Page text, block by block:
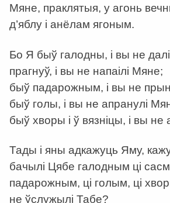
Мяне, праклятыя, у агонь
д’яблу і анёлам ягоным.
Бо Я быў галодны, і вы не
прагнуў, і вы не напаілі Мяне;
быў падарожным, і вы не
быў голы, і вы не апранулі
быў хворы і ў вязніцы, і вы не
Тады і яны адкажуць Яму,
бачылі Цябе галодным ці
падарожным, ці голым, ці
не ўслужылі Табе?